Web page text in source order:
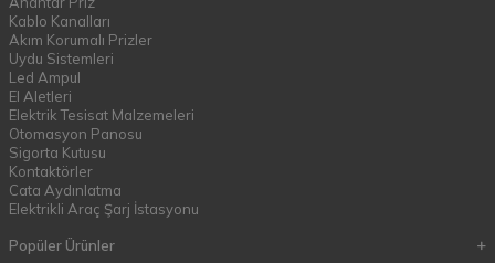
Kablo Kanalları
Akım Korumalı Prizler
Uydu Sistemleri
Led Ampul
El Aletleri
Elektrik Tesisat Malzemeleri
Otomasyon Panosu
Sigorta Kutusu
Kontaktörler
Cata Aydınlatma
Elektrikli Araç Şarj İstasyonu
Popüler Ürünler